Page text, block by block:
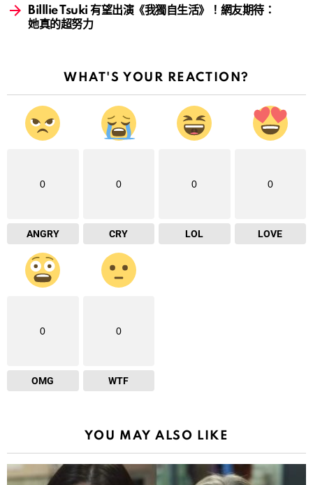
Billlie Tsuki 有望出演《我獨自生活》！網友期待：
她真的超努力
WHAT'S YOUR REACTION?
0
ANGRY
0
CRY
0
LOL
0
LOVE
0
OMG
0
WTF
YOU MAY ALSO LIKE